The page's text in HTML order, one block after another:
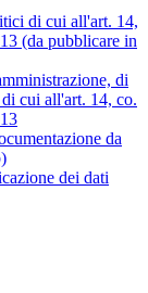
di cui all'art. 14,
(da pubblicare in
di
cui all'art. 14, co.
da
dei dati